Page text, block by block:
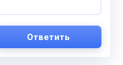
Ответить